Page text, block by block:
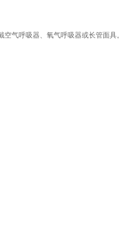
气呼吸器、氧气呼吸器或长管面具。